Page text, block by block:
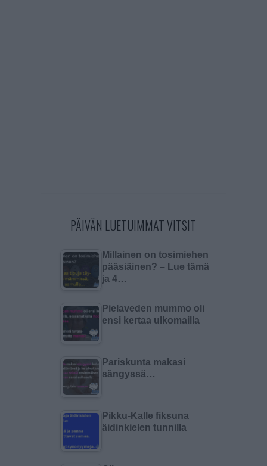
PÄIVÄN LUETUIMMAT VITSIT
Millainen on tosimiehen
pääsiäinen? – Lue tämä
ja 4…
Pielaveden mummo oli
ensi kertaa ulkomailla
Pariskunta makasi
sängyssä…
Pikku-Kalle fiksuna
äidinkielen tunnilla